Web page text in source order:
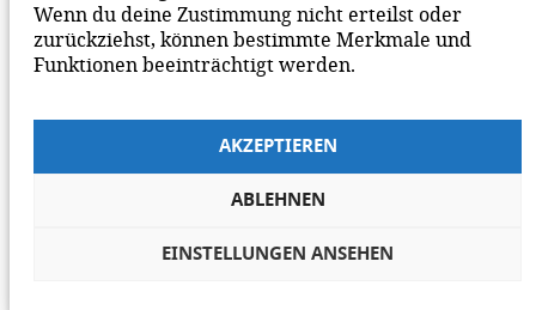
Wenn du deine Zustimmung nicht erteilst oder
zurückziehst, können bestimmte Merkmale und
Funktionen beeinträchtigt werden.
AKZEPTIEREN
ABLEHNEN
EINSTELLUNGEN ANSEHEN